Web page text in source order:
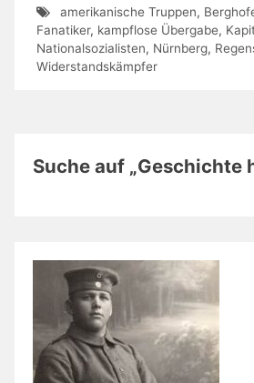
amerikanische Truppen,
Fanatiker, kampflose Übergabe,
Nationalsozialisten, Nürnberg,
Widerstandskämpfer
Suche auf „Geschichte